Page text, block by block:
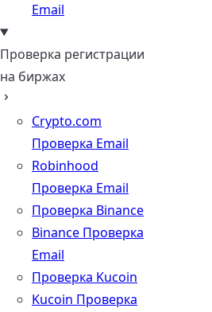
Email
Проверка регистрации
на биржах
Crypto.com
Проверка Email
Robinhood
Проверка Email
Проверка Binance
Binance Проверка
Email
Проверка Kucoin
Kucoin Проверка